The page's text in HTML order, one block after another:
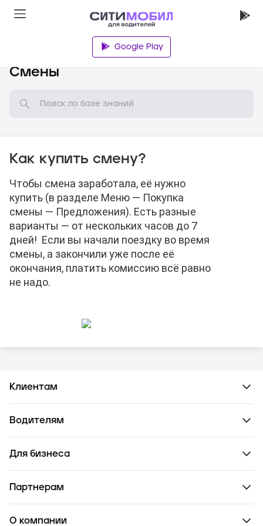
Google Play
Смены
Как купить смену?
Чтобы смена заработала, её нужно
купить (в разделе Меню — Покупка
смены — Предложения). Есть разные
варианты — от нескольких часов до 7
дней! Если вы начали поездку во время
смены, а закончили уже после её
окончания, платить комиссию всё равно
не надо.
Клиентам
Водителям
Для бизнеса
Партнерам
О компании